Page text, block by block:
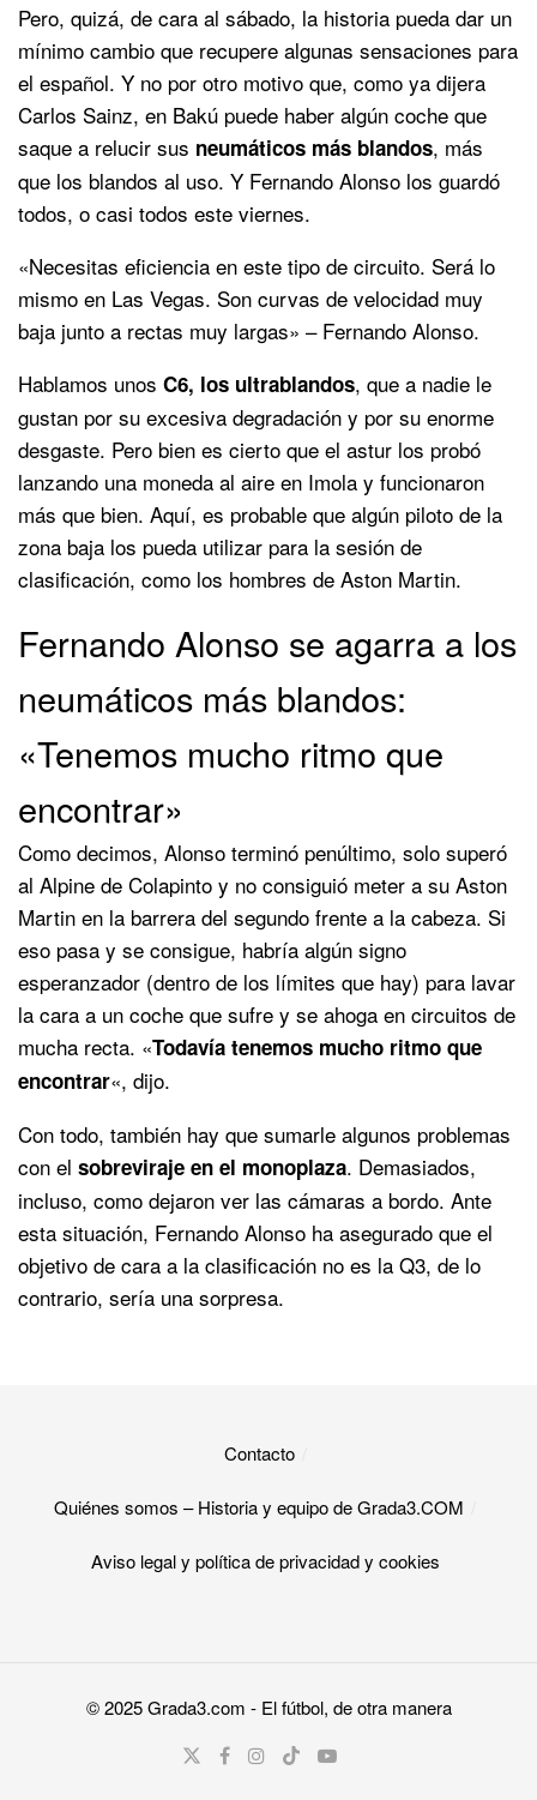
Pero, quizá, de cara al sábado, la historia pueda dar un
mínimo cambio que recupere algunas sensaciones para
el español. Y no por otro motivo que, como ya dijera
Carlos Sainz, en Bakú puede haber algún coche que
saque a relucir sus neumáticos más blandos, más
que los blandos al uso. Y Fernando Alonso los guardó
todos, o casi todos este viernes.
«Necesitas eficiencia en este tipo de circuito. Será lo
mismo en Las Vegas. Son curvas de velocidad muy
baja junto a rectas muy largas» – Fernando Alonso.
Hablamos unos C6, los ultrablandos, que a nadie le
gustan por su excesiva degradación y por su enorme
desgaste. Pero bien es cierto que el astur los probó
lanzando una moneda al aire en Imola y funcionaron
más que bien. Aquí, es probable que algún piloto de la
zona baja los pueda utilizar para la sesión de
clasificación, como los hombres de Aston Martin.
Fernando Alonso se agarra a los
neumáticos más blandos:
«Tenemos mucho ritmo que
encontrar»
Como decimos, Alonso terminó penúltimo, solo superó
al Alpine de Colapinto y no consiguió meter a su Aston
Martin en la barrera del segundo frente a la cabeza. Si
eso pasa y se consigue, habría algún signo
esperanzador (dentro de los límites que hay) para lavar
la cara a un coche que sufre y se ahoga en circuitos de
mucha recta. «Todavía tenemos mucho ritmo que
encontrar«, dijo.
Con todo, también hay que sumarle algunos problemas
con el sobreviraje en el monoplaza. Demasiados,
incluso, como dejaron ver las cámaras a bordo. Ante
esta situación, Fernando Alonso ha asegurado que el
objetivo de cara a la clasificación no es la Q3, de lo
contrario, sería una sorpresa.
Contacto
Quiénes somos – Historia y equipo de Grada3.COM
Aviso legal y política de privacidad y cookies​
© 2025Grada3.com - El fútbol, de otra manera